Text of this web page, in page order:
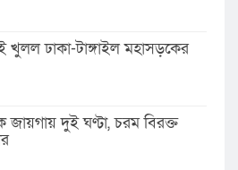
খুলল ঢাকা-টাঙ্গাইল মহাসড়কের
জায়গায় দুই ঘণ্টা, চরম বিরক্ত